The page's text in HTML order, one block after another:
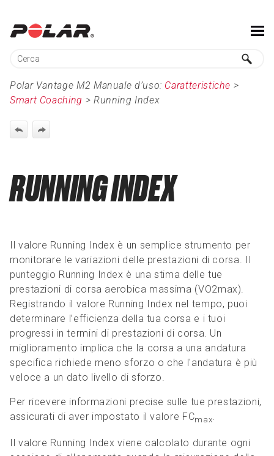
Salta al contenuto principale
Polar Vantage M2 Manuale d’uso: Caratteristiche >
Smart Coaching > Running Index
RUNNING INDEX
Il valore Running Index è un semplice strumento per
monitorare le variazioni delle prestazioni di corsa. Il
punteggio Running Index è una stima delle tue
prestazioni di corsa aerobica massima (VO2max).
Registrando il valore Running Index nel tempo, puoi
determinare l’efficienza della tua corsa e i tuoi
progressi in termini di prestazioni di corsa. Un
miglioramento implica che la corsa a una andatura
specifica richiede meno sforzo o che l'andatura è più
veloce a un dato livello di sforzo.
Per ricevere informazioni precise sulle tue prestazioni,
assicurati di aver impostato il valore FCmax.
Il valore Running Index viene calcolato durante ogni